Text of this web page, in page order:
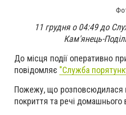
11 грудня о 04:49 до
Кам'янець-
До місця події оперативно
повідомляє "Служба
Пожежу, що розповсюдилася
покриття та речі домашнього